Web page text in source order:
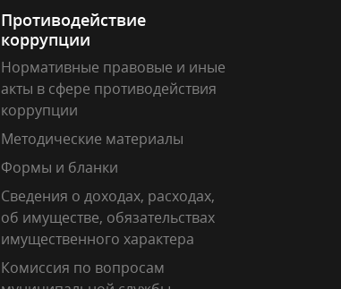
Противодействие
коррупции
Нормативные правовые и иные
акты в сфере противодействия
коррупции
Методические материалы
Формы и бланки
Сведения о доходах, расходах,
об имуществе, обязательствах
имущественного характера
Комиссия по вопросам